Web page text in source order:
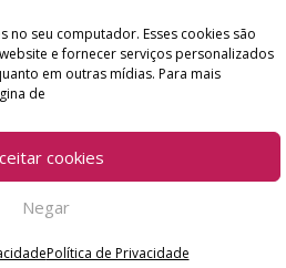
no seu computador. Esses cookies são
e fornecer serviços personalizados
em outras mídias. Para mais
de
cookies
Negar
Política de Privacidade
TwitterInstagram
Youtube
- Arte, Cultura Pop e Entretenimento
por